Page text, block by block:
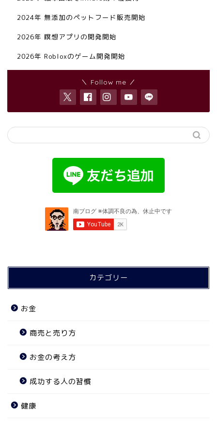
2024年 無添加のペットフード販売開始
2026年 瞑想アプリの開発開始
2026年 Robloxのゲーム開発開始
＼ Follow me ／
カテゴリー
商売と売り方
お金の考え方
成功する人の習慣
お金
健康